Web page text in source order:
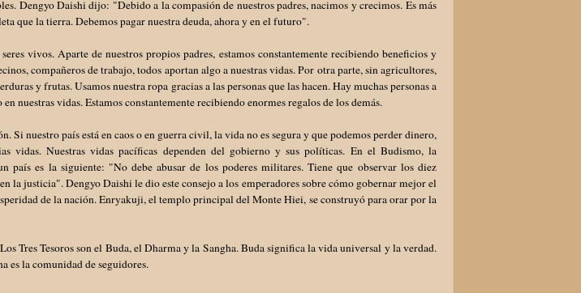
Dengyo Daishi dijo: "Debido a la compasión de nuestros padres, nacimos y crecimos. Es más
que la tierra. Debemos pagar nuestra deuda, ahora y en el futuro".
vivos. Aparte de nuestros propios padres, estamos constantemente recibiendo beneficios y
compañeros de trabajo, todos aportan algo a nuestras vidas. Por otra parte, sin agricultores,
y frutas. Usamos nuestra ropa gracias a las personas que las hacen. Hay muchas personas a
nuestras vidas. Estamos constantemente recibiendo enormes regalos de los demás.
Si nuestro país está en caos o en guerra civil, la vida no es segura y que podemos perder dinero,
vidas. Nuestras vidas pacíficas dependen del gobierno y sus políticas. En el Budismo, la
país es la siguiente: "No debe abusar de los poderes militares. Tiene que observar los diez
la justicia". Dengyo Daishi le dio este consejo a los emperadores sobre cómo gobernar mejor el
de la nación. Enryakuji, el templo principal del Monte Hiei, se construyó para orar por la
Tres Tesoros son el Buda, el Dharma y la Sangha. Buda significa la vida universal y la verdad.
es la comunidad de seguidores.